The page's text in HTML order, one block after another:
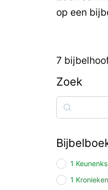
op een
7
Zoek
Zoek
1 Keunenks
1 Kronieken